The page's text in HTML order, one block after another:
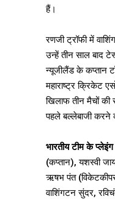
हैं।
रणजी ट्रॉफी में
उन्हें तीन साल बाद
न्यूजीलैंड के कप्तान
महाराष्ट्र क्रिकेट
खिलाफ तीन मैचों
पहले बल्लेबाजी करने
भारतीय टीम के
(कप्तान), यशस्वी
ऋषभ पंत
वाशिंगटन सुंदर,